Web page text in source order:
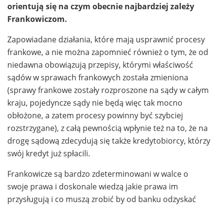
orientują się na czym obecnie najbardziej zależy
Frankowiczom.
Zapowiadane działania, które mają usprawnić procesy
frankowe, a nie można zapomnieć również o tym, że od
niedawna obowiązują przepisy, którymi właściwość
sądów w sprawach frankowych została zmieniona
(sprawy frankowe zostały rozproszone na sądy w całym
kraju, pojedyncze sądy nie będą więc tak mocno
obłożone, a zatem procesy powinny być szybciej
rozstrzygane), z całą pewnością wpłynie też na to, że na
drogę sądową zdecydują się także kredytobiorcy, którzy
swój kredyt już spłacili.
Frankowicze są bardzo zdeterminowani w walce o
swoje prawa i doskonale wiedzą jakie prawa im
przysługują i co muszą zrobić by od banku odzyskać